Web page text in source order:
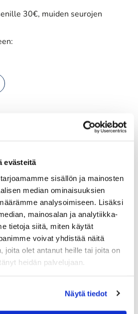
evästeitä
sisällön ja mainosten
median ominaisuuksien
analysoimiseen. Lisäksi
mainosalan ja analytiikka-
tietoja siitä, miten käytät
voivat yhdistää näitä
joita olet antanut heille tai joita on
heidän palvelujaan.
Näytä tiedot
30€, muiden seurojen